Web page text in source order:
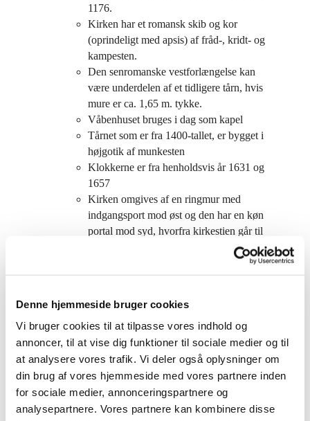
Denne hjemmeside bruger cookies
Vi bruger cookies til at tilpasse vores indhold og
annoncer, til at vise dig funktioner til sociale medier og til
at analysere vores trafik. Vi deler også oplysninger om
din brug af vores hjemmeside med vores partnere inden
for sociale medier, annonceringspartnere og
analysepartnere. Vores partnere kan kombinere disse
1176.
Kirken har et romansk skib og kor
(oprindeligt med apsis) af fråd-, kridt- og
kampesten.
Den senromanske vestforlængelse kan
være underdelen af et tidligere tårn, hvis
mure er ca. 1,65 m. tykke.
Våbenhuset bruges i dag som kapel
Tårnet som er fra 1400-tallet, er bygget i
højgotik af munkesten
Klokkerne er fra henholdsvis år 1631 og
1657
Kirken omgives af en ringmur med
indgangsport mod øst og den har en køn
portal mod syd, hvorfra kirkestien går til
våbenhuset i syd til tårnets vestside,
hvor brudeparrene havde den lange
vandring igennem kirken efter en vielse –
fint skulle det være.
Døbefonten, som er bygget af træ, er
senrenæssance og fra år 1624, lavet på
Anders Hatts værksted i Roskilde
Alterbordet er fra samme tid som